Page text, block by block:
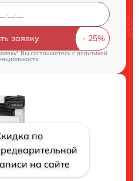
заявку
Вы соглашаетесь c политикой
по
на сайте